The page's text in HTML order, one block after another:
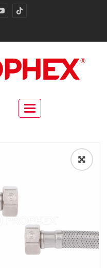
Toggle navigation
🔍